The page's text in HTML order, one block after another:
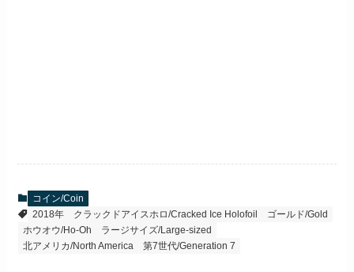
コイン/Coin
2018年
クラックドアイスホロ/Cracked Ice Holofoil
ゴールド/Gold
ホウオウ/Ho-Oh
ラージサイズ/Large-sized
北アメリカ/North America
第7世代/Generation 7